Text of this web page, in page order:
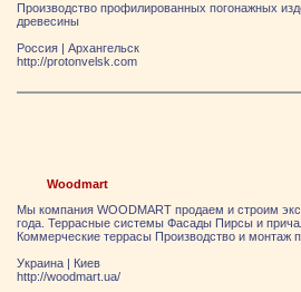
Производство профилированных погонажных
древесины
Россия | Архангельск
http://protonvelsk.com
Woodmart
Мы компания WOODMART продаем и строим
года. Террасные системы Фасады Пирсы и
Коммерческие террасы Производство и монтаж
Украина | Киев
http://woodmart.ua/